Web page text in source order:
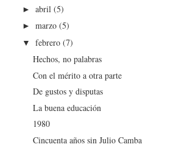
►abril(5)
►marzo(5)
▼febrero(7)
Hechos, no palabras
Con el mérito a otra parte
De gustos y disputas
La buena educación
1980
Cincuenta años sin Julio Camba